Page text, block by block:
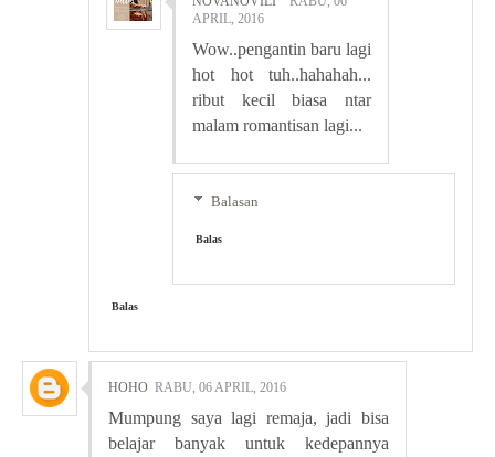
APRIL, 2016
Wow..pengantin baru lagi
hot hot tuh..hahahah...
ribut kecil biasa ntar
malam romantisan lagi...
Balasan
Balas
Balas
HOHO RABU, 06 APRIL, 2016
Mumpung saya lagi remaja, jadi bisa
belajar banyak untuk kedepannya